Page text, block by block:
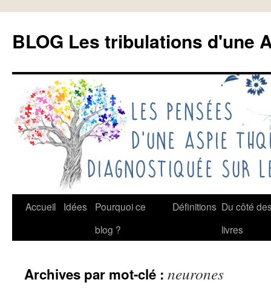
contenu
BLOG Les tribulations d'une
Accueil Idées
Pourquoi ce
blog ?
Définitions Du côté
livres
Archives par mot-clé : neurones